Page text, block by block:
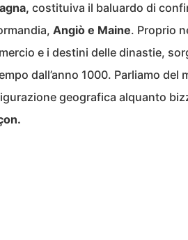
costituiva il baluardo di
Angiò e Maine. Proprio
e i destini delle dinastie,
dall’anno 1000. Parliamo del
geografica alquanto